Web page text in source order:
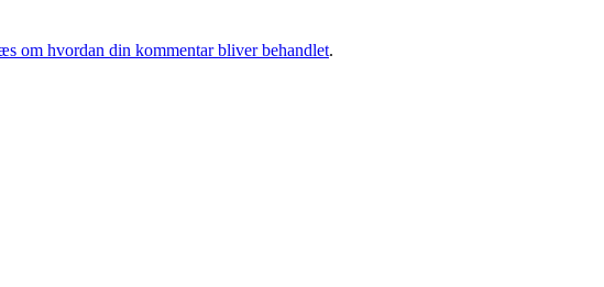
om hvordan din kommentar bliver behandlet.